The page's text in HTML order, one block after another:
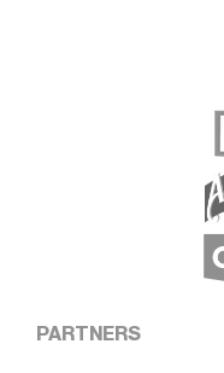
PARTNERS